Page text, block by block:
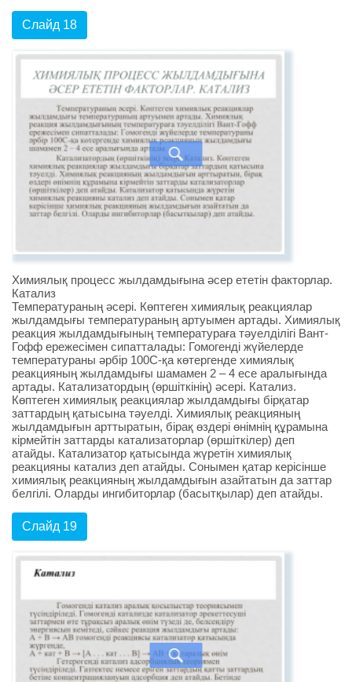
Слайд 18
Химиялық процесс жылдамдығына әсер ететін факторлар.
Катализ
Температураның әсері. Көптеген химиялық реакциялар
жылдамдығы температураның артуымен артады. Химиялық
реакция жылдамдығының температураға тәуелділігі Вант-
Гофф ережесімен сипатталады: Гомогенді жүйелерде
температураны әрбір 100С-қа көтергенде химиялық
реакцияның жылдамдығы шамамен 2 – 4 есе аралығында
артады. Катализатордың (өршіткінің) әсері. Катализ.
Көптеген химиялық реакциялар жылдамдығы бірқатар
заттардың қатысына тәуелді. Химиялық реакцияның
жылдамдығын арттыратын, бірақ өздері өнімнің құрамына
кірмейтін заттарды катализаторлар (өршіткілер) деп
атайды. Катализатор қатысында жүретін химиялық
реакцияны катализ деп атайды. Сонымен қатар керісінше
химиялық реакцияның жылдамдығын азайтатын да заттар
белгілі. Оларды ингибиторлар (басытқылар) деп атайды.
Слайд 19